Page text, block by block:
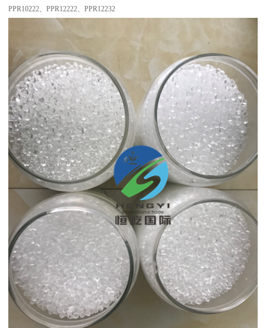
PPR10222、PPR12222、PPR12232